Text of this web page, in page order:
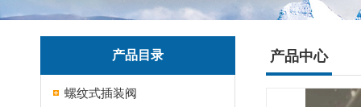
产品目录
螺纹式插装阀
产品中心